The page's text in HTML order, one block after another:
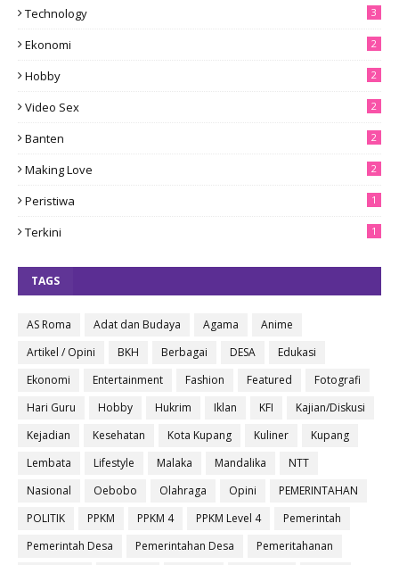
Technology 3
Ekonomi 2
Hobby 2
Video Sex 2
Banten 2
Making Love 2
Peristiwa 1
Terkini 1
TAGS
AS Roma Adat dan Budaya Agama
Anime
Artikel / Opini
BKH Berbagai DESA
Edukasi
Ekonomi
Entertainment Fashion Featured
Fotografi
Hari Guru
Hobby Hukrim Iklan KFI
Kajian/Diskusi
Kejadian
Kesehatan Kota Kupang Kuliner
Kupang
Lembata
Lifestyle Malaka Mandalika
NTT
Nasional
Oebobo Olahraga Opini
PEMERINTAHAN
POLITIK
PPKM PPKM 4 PPKM Level 4
Pemerintah
Pemerintah Desa
Pemerintahan Desa
Pemeritahanan